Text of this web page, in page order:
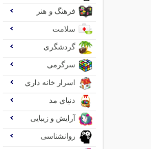
فرهنگ و هنر
سلامت
گردشگری
سرگرمی
اسرار خانه داری
دنیای مد
آرایش و زیبایی
روانشناسی